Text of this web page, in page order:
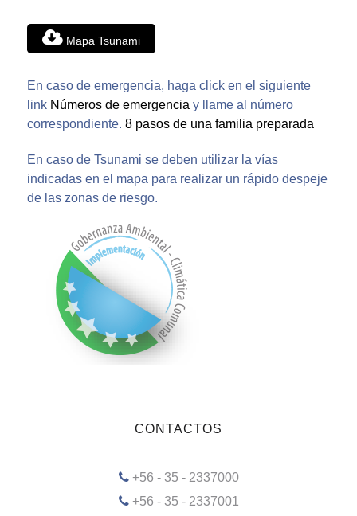
Mapa Tsunami
En caso de emergencia, haga click en el siguiente
link Números de emergencia y llame al número
correspondiente. 8 pasos de una familia preparada
En caso de Tsunami se deben utilizar la vías
indicadas en el mapa para realizar un rápido despeje
de las zonas de riesgo.
CONTACTOS
+56 - 35 - 2337000
+56 - 35 - 2337001